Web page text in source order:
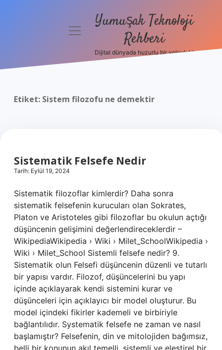
Politikası
menüyüYumuşak Teknoloji
Rehberi
Dijital dünyada huzurlu bir yolculuk!
Etiket: Sistem filozofu ne demektir
Sistematik Felsefe Nedir
Tarih: Eylül 19, 2024
Sistematik filozoflar kimlerdir? Daha sonra
sistematik felsefenin kurucuları olan Sokrates,
Platon ve Aristoteles gibi filozoflar bu okulun açtığı
düşüncenin gelişimini değerlendireceklerdir –
WikipediaWikipedia › Wiki › Milet_SchoolWikipedia ›
Wiki › Milet_School Sistemli felsefe nedir? 9.
Sistematik olun Felsefi düşüncenin düzenli ve tutarlı
bir yapısı vardır. Filozof, düşüncelerini bu yapı
içinde açıklayarak kendi sistemini kurar ve
düşünceleri için açıklayıcı bir model oluşturur. Bu
model içindeki fikirler kademeli ve birbiriyle
bağlantılıdır. Systematik felsefe ne zaman ve nasıl
başlamıştır? Felsefenin, din ve mitolojiden bağımsız,
belli bir konunun akıl temelli, sistemli ve eleştirel bir